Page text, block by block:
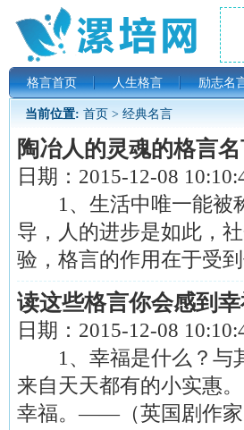
格言首页 人生格言 励志名
当前位置: 首页 > 经典名言
陶冶人的灵魂的格言
日期： 2015-12-08
1、生活中唯一能被称
导，人的进步是如此，
验，格言的作用在于受
读这些格言你会感到
日期： 2015-12-08
1、幸福是什么？与其
来自天天都有的小实惠
幸福。——（英国剧作家